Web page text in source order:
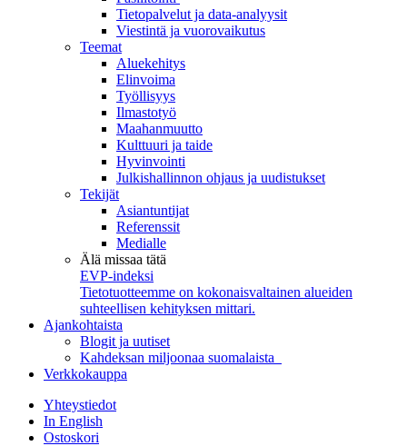
Tietopalvelut ja data-analyysit
Viestintä ja vuorovaikutus
Teemat
Aluekehitys
Elinvoima
Työllisyys
Ilmastotyö
Maahanmuutto
Kulttuuri ja taide
Hyvinvointi
Julkishallinnon ohjaus ja uudistukset
Tekijät
Asiantuntijat
Referenssit
Medialle
Älä missaa tätä
EVP-indeksi
Tietotuotteemme on kokonaisvaltainen alueiden
suhteellisen kehityksen mittari.
Ajankohtaista
Blogit ja uutiset
Kahdeksan miljoonaa suomalaista
Verkkokauppa
Yhteystiedot
In English
Ostoskori